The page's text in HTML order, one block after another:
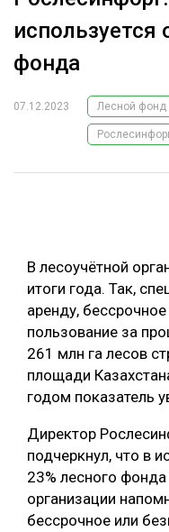
ЛЕСНОЕ ХОЗЯЙСТВО
ЛЕСОЗАГОТОВКА
ОБРАБОТКА ДРЕВЕСИНЫ
ЛЕСОВОССТАНОВЛЕНИЕ
ЛОГИСТИКА
ПРОИЗВОДСТВО
ЦБП
ЛЕСОПИЛЕНИЕ
ДЕРЕВЯННОЕ
БЕЗОПАСНОЕ
ТЕМАТИЧЕСКИЕ
ЭКСПЕРТНОЕ МНЕНИЕ
используется
фонда
07.12.2023 Лесной фонд
В лесоучётной
итоги года. Так,
аренду,
пользование за
261 млн га лесов
площади
годом показатель
Директор
подчеркнул, что в
23% лесного
организации
бессрочное или